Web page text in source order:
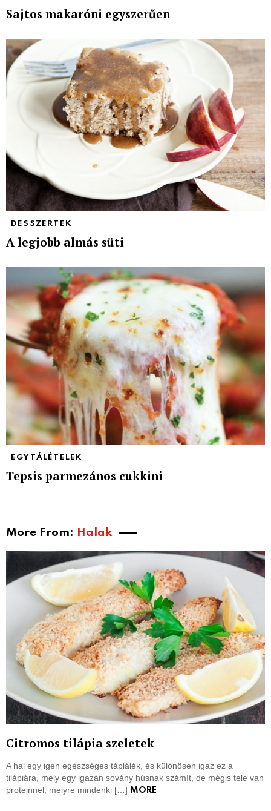
Sajtos makaróni egyszerűen
DESSZERTEK
A legjobb almás süti
EGYTÁLÉTELEK
Tepsis parmezános cukkini
More From: Halak
Citromos tilápia szeletek
A hal egy igen egészséges táplálék, és különösen igaz ez a
tilápiára, mely egy igazán sovány húsnak számít, de mégis tele van
proteinnel, melyre mindenki […] MORE